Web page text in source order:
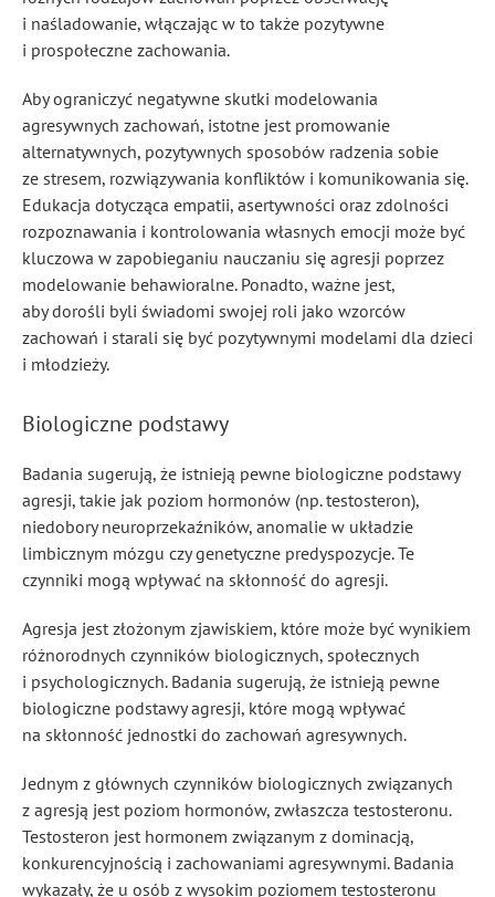
i naśladowanie, włączając w to także pozytywne
i prospołeczne zachowania.
Aby ograniczyć negatywne skutki modelowania
agresywnych zachowań, istotne jest promowanie
alternatywnych, pozytywnych sposobów radzenia sobie
ze stresem, rozwiązywania konfliktów i komunikowania się.
Edukacja dotycząca empatii, asertywności oraz zdolności
rozpoznawania i kontrolowania własnych emocji może być
kluczowa w zapobieganiu nauczaniu się agresji poprzez
modelowanie behawioralne. Ponadto, ważne jest,
aby dorośli byli świadomi swojej roli jako wzorców
zachowań i starali się być pozytywnymi modelami dla dzieci
i młodzieży.
Biologiczne podstawy
Badania sugerują, że istnieją pewne biologiczne podstawy
agresji, takie jak poziom hormonów (np. testosteron),
niedobory neuroprzekaźników, anomalie w układzie
limbicznym mózgu czy genetyczne predyspozycje. Te
czynniki mogą wpływać na skłonność do agresji.
Agresja jest złożonym zjawiskiem, które może być wynikiem
różnorodnych czynników biologicznych, społecznych
i psychologicznych. Badania sugerują, że istnieją pewne
biologiczne podstawy agresji, które mogą wpływać
na skłonność jednostki do zachowań agresywnych.
Jednym z głównych czynników biologicznych związanych
z agresją jest poziom hormonów, zwłaszcza testosteronu.
Testosteron jest hormonem związanym z dominacją,
konkurencyjnością i zachowaniami agresywnymi. Badania
wykazały, że u osób z wysokim poziomem testosteronu